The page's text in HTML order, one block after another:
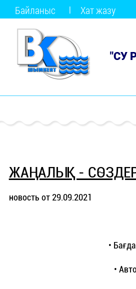
Байланыс Хат жазу
"СУ
ЖАҢАЛЫҚ -
новость от 29.09.2021
•
•